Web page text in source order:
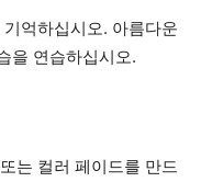
억하십시오. 아름다운
을 연습하십시오.
는 컬러 페이드를 만드